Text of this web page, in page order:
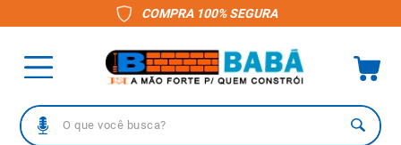
COMPRA 100% SEGURA
O que você busca?